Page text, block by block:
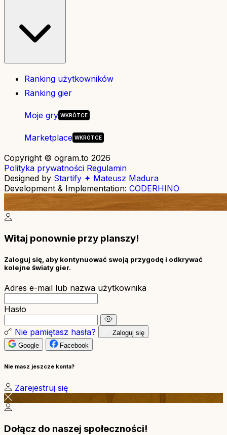
Ranking użytkowników
Ranking gier
Moje gry
Marketplace
Copyright © ogram.to 2026
Polityka prywatności Regulamin
Designed by Startify ✦ Mateusz Madura
Development & Implementation: CODERHINO
Witaj ponownie przy planszy!
Zaloguj się, aby kontynuować swoją przygodę i odkrywać
kolejne światy gier.
Adres e-mail lub nazwa użytkownika
Hasło
Nie pamiętasz hasła?
Zaloguj się
Google
Facebook
Nie masz jeszcze konta?
Zarejestruj się
Dołącz do naszej społeczności!